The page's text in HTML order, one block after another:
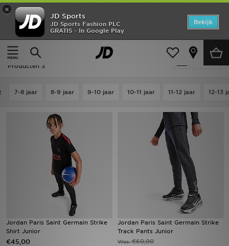
×
JD Sports
JD Sports Fashion PLC
GRATIS - In Google Play
Bekijk
Thuis
Kids Junior Kleding (8-15 jaar) Replica outfits
Kids - Jordan Replica outfits
Producten 3
7-8 jaar 8-9 jaar 9-10 jaar 10-11 jaar 11-12 jaar 12-13
Jordan Paris Saint Germain Strike
Shirt Junior
€45,00
Jordan Paris Saint Germain Strike
Track Pants Junior
Was€60,00
Home
Offers
New In
Merken